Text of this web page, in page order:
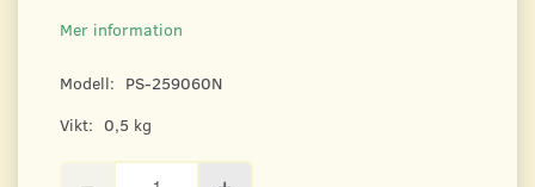
Mer information
Modell: PS-259060N
Vikt: 0,5 kg